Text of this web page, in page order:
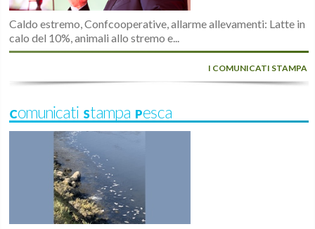
Caldo estremo, Confcooperative, allarme allevamenti: Latte in
calo del 10%, animali allo stremo e...
I COMUNICATI STAMPA
Comunicati Stampa Pesca